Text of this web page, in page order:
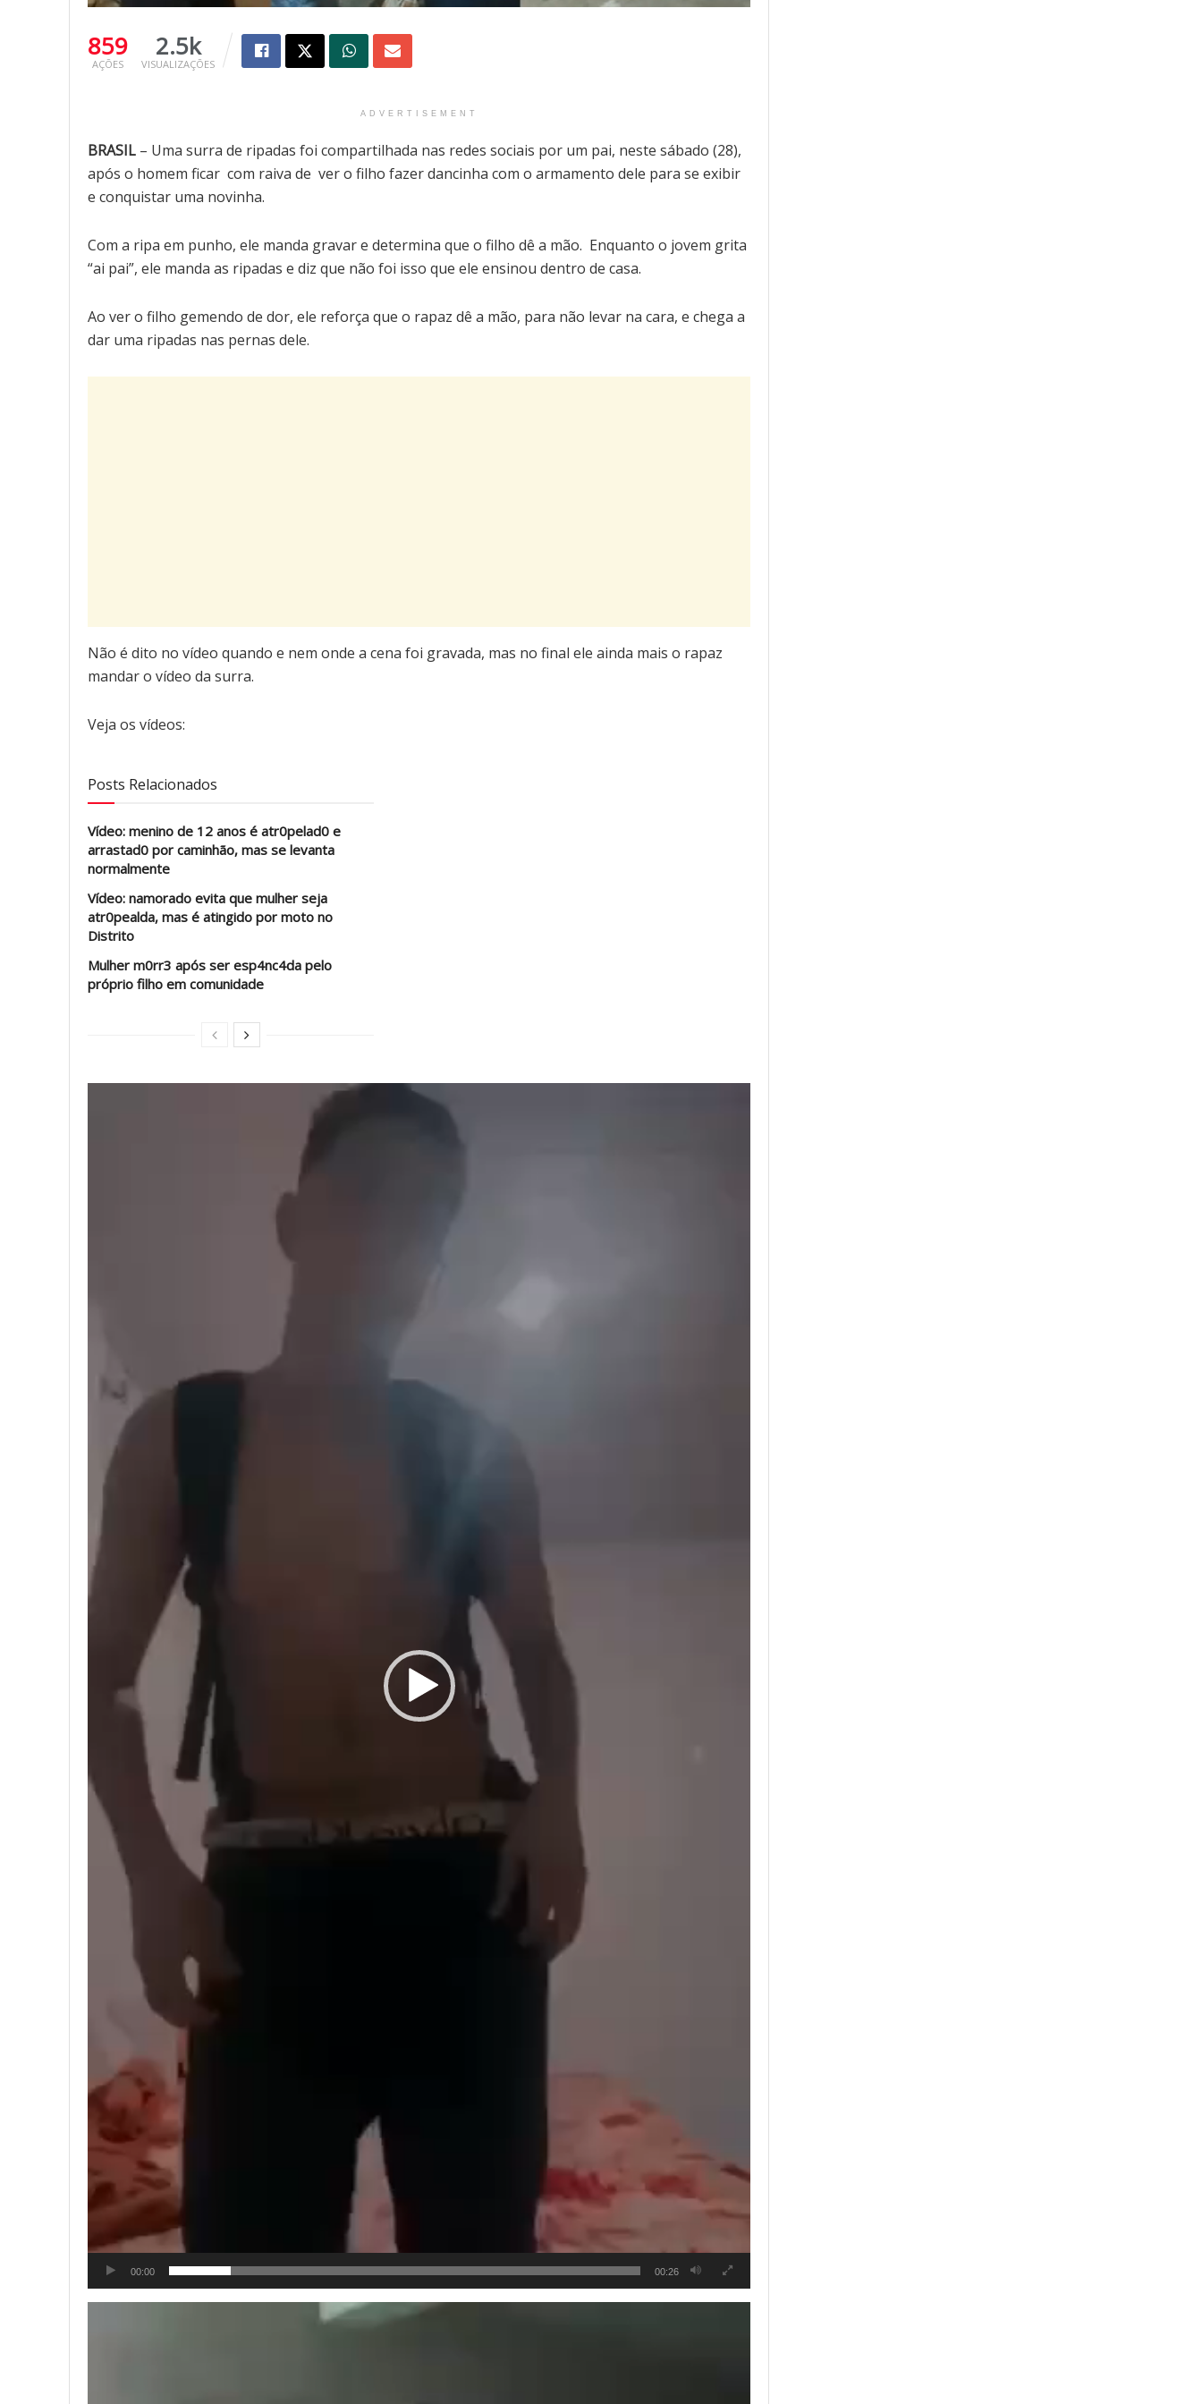
859
AÇÕES
2.5k
VISUALIZAÇÕES
ADVERTISEMENT
BRASIL – Uma surra de ripadas foi compartilhada nas redes sociais por um pai, neste sábado (28),
após o homem ficar com raiva de ver o filho fazer dancinha com o armamento dele para se exibir
e conquistar uma novinha.
Com a ripa em punho, ele manda gravar e determina que o filho dê a mão. Enquanto o jovem grita
“ai pai”, ele manda as ripadas e diz que não foi isso que ele ensinou dentro de casa.
Ao ver o filho gemendo de dor, ele reforça que o rapaz dê a mão, para não levar na cara, e chega a
dar uma ripadas nas pernas dele.
Não é dito no vídeo quando e nem onde a cena foi gravada, mas no final ele ainda mais o rapaz
mandar o vídeo da surra.
Veja os vídeos:
Posts Relacionados
Vídeo: menino de 12 anos é atr0pelad0 e
arrastad0 por caminhão, mas se levanta
normalmente
Vídeo: namorado evita que mulher seja
atr0pealda, mas é atingido por moto no
Distrito
Mulher m0rr3 após ser esp4nc4da pelo
próprio filho em comunidade
00:00 00:26